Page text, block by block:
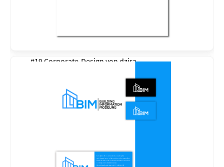
#19 Corporate-Design von dzira